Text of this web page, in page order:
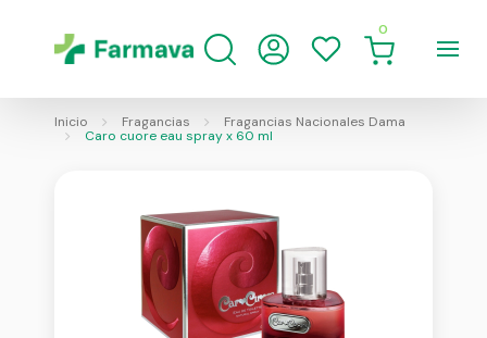
0
Inicio Fragancias
Fragancias Nacionales Dama
Caro cuore eau spray x 60 ml